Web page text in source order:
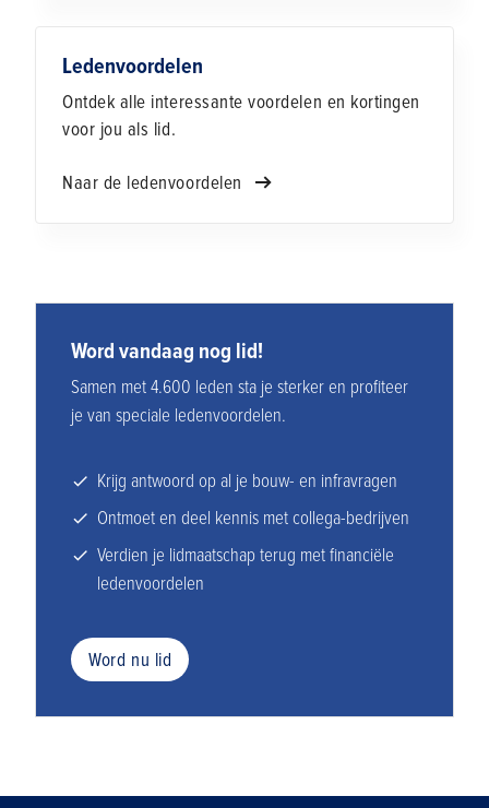
Ledenvoordelen
Ontdek alle interessante voordelen en kortingen
voor jou als lid.
Naar de ledenvoordelen
Word vandaag nog lid!
Samen met 4.600 leden sta je sterker en profiteer
je van speciale ledenvoordelen.
Krijg antwoord op al je bouw- en infravragen
Ontmoet en deel kennis met collega-bedrijven
Verdien je lidmaatschap terug met financiële
ledenvoordelen
Word nu lid